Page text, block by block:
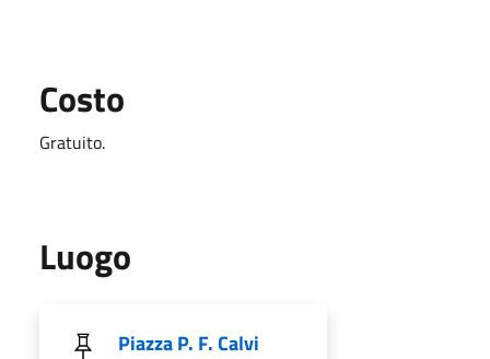
Costo
Gratuito.
Luogo
Piazza P. F. Calvi